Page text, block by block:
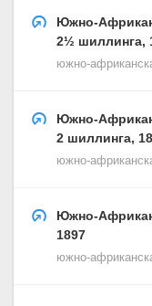
Южно-
2½ шиллинга,
южно-
Южно-
2 шиллинга,
южно-
Южно-
1897
южно-